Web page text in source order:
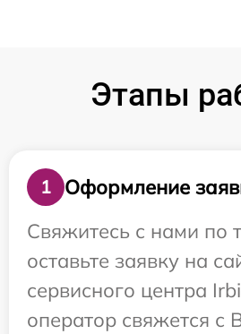
Этапы
1
Оформление
Свяжитесь с нами по
оставьте заявку на
сервисного центра
оператор свяжется с